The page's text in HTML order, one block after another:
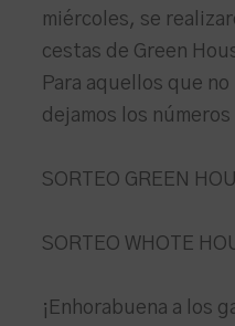
miércoles, se
cestas de Green
Para aquellos que
dejamos los
SORTEO GREEN
SORTEO WHOTE
¡Enhorabuena a los